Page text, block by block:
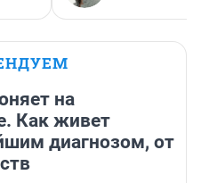
на
Как живет
диагнозом, от